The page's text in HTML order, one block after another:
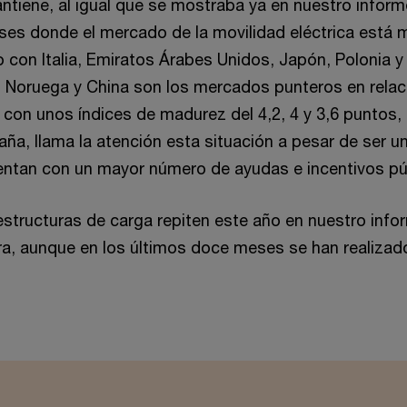
al igual que se mostraba ya en nuestro
donde el mercado de la movilidad eléctrica está
con Italia, Emiratos Árabes Unidos, Japón, Polonia
y China son los mercados punteros en
unos índices de madurez del 4,2, 4 y 3,6
llama la atención esta situación a pesar de ser
con un mayor número de ayudas e incentivos
de carga repiten este año en nuestro
aunque en los últimos doce meses se han